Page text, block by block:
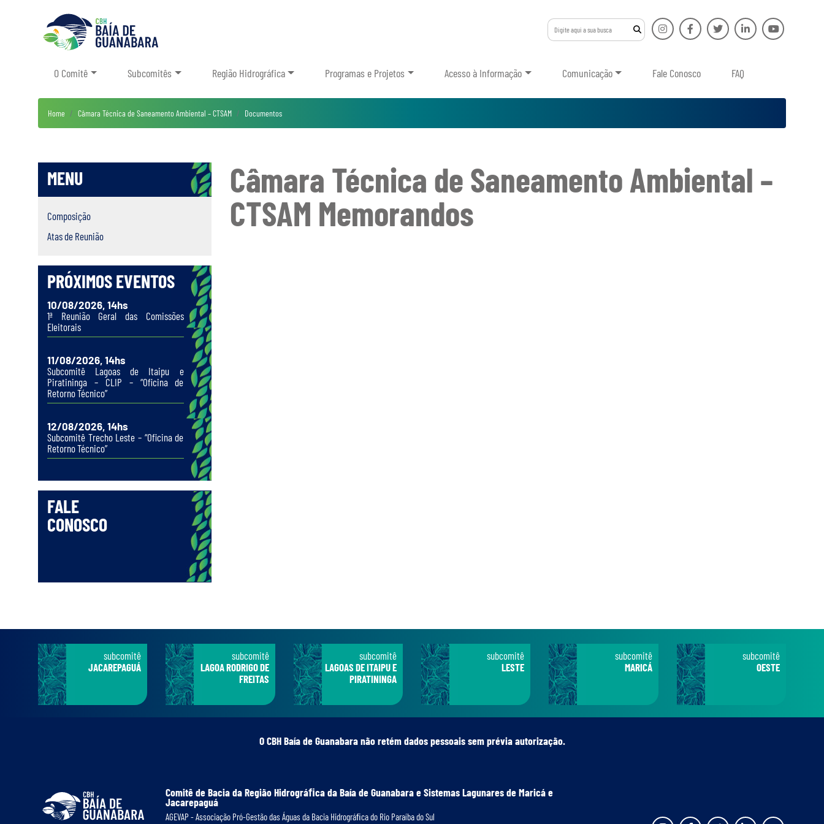
O Comitê Subcomitês Região Hidrográfica Programas e Projetos Acesso à Informação Comunicação Fale Conosco FAQ
Home Câmara Técnica de Saneamento Ambiental – CTSAM Documentos
MENU
Composição
Atas de Reunião
PRÓXIMOS EVENTOS
10/08/2026, 14hs
1ª Reunião Geral das Comissões
Eleitorais
11/08/2026, 14hs
Subcomitê Lagoas de Itaipu e
Piratininga – CLIP – “Oficina de
Retorno Técnico”
12/08/2026, 14hs
Subcomitê Trecho Leste – “Oficina de
Retorno Técnico”
FALE
CONOSCO
Câmara Técnica de Saneamento Ambiental –
CTSAM Memorandos
subcomitê
JACAREPAGUÁ
subcomitê
LAGOA RODRIGO DE
FREITAS
subcomitê
LAGOAS DE ITAIPU E
PIRATININGA
subcomitê
LESTE
subcomitê
MARICÁ
subcomitê
OESTE
O CBH Baía de Guanabara não retém dados pessoais sem prévia autorização.
Comitê de Bacia da Região Hidrográﬁca da Baía de Guanabara e Sistemas Lagunares de Maricá e
Jacarepaguá
AGEVAP - Associação Pró-Gestão das Águas da Bacia Hidrográﬁca do Rio Paraíba do Sul